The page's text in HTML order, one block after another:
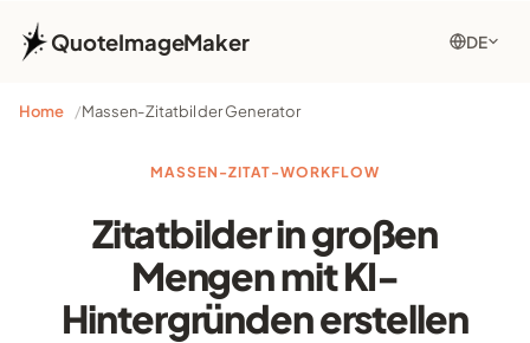
QuoteImageMaker DE
Home Massen-Zitatbilder Generator
MASSEN-ZITAT-WORKFLOW
Zitatbilder in großen
Mengen mit KI-
Hintergründen erstellen